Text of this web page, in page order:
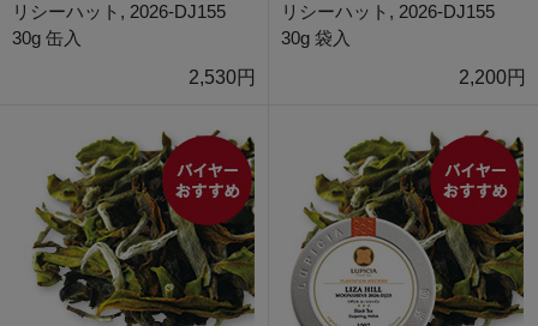
リシーハット, 2026-DJ155
30g 缶入
2,530円
リシーハット, 2026-DJ155
30g 袋入
2,200円